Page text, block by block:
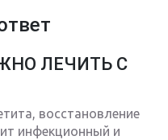
ЛЕЧИТЬ С
восстановление
инфекционный и